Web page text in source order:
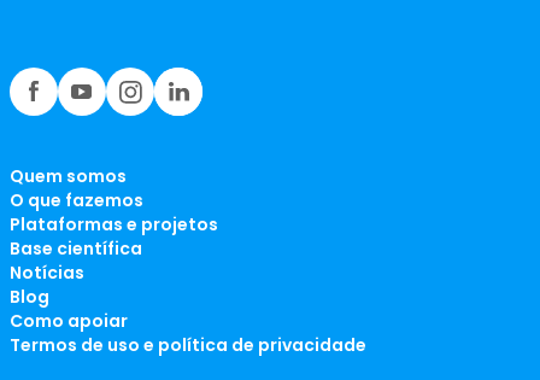
Quem somos
O que fazemos
Plataformas e projetos
Base científica
Notícias
Blog
Como apoiar
Termos de uso e política de privacidade